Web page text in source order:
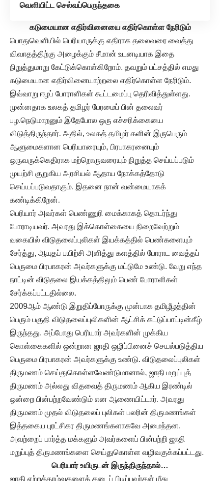
வெளியிட்ட செல்வப்பெருந்தகை
கடுமையான எதிர்வினையை எதிர்கொள்ள நேரிடும்
பொதுவெளியில் பெரியாருக்கு எதிராக தலைவரை வைத்து
விவாதத்திற்கு அழைக்கும் சீமான் உடனடியாக இதை
நிறுத்துமாறு கேட்டுக்கொள்கிறோம். தவறும் பட்சத்தில் எமது
கடுமையான எதிர்வினையாற்றலை எதிர்கொள்ள நேரிடும்.
இவ்வாறு ஈழப் போராளிகள் கூட்டமைப்பு தெரிவித்துள்ளது.
முன்னதாக உலகத் தமிழர் பேரமைப் பின் தலைவர்
பழ.நெடுமாறனும் இதேபோல ஒரு எச்சரிக்கையை
விடுத்திருந்தார். அதில், உலகத் தமிழர் களின் இருபெரும்
ஆளுமைகளான பெரியாரையும், பிரபாகரனையும்
ஒருவருக்கெதிராக மற்றொருவரையும் நிறுத்த செய்யப்படும்
முயற்சி குறுகிய அரசியல் ஆதாய நோக்கத்தோடு
செய்யப்படுவதாகும். இதனை நான் வன்மையாகக்
கண்டிக்கிறேன்.
பெரியார் அவர்கள் பெண்ணுரி மைக்காகத் தொடர்ந்து
போராடியவர். அவரது இக்கொள்கையை நிறைவேற்றும்
வகையில் விடுதலைப்புலிகள் இயக்கத்தில் பெண்களையும்
சேர்த்து, ஆயுதப் பயிற்சி அளித்து களத்தில் போராட வைத்தப்
பெருமை பிரபாகரன் அவர்களுக்கு மட்டுமே உண்டு. வேறு எந்த
நாட்டின் விடுதலை இயக்கத்திலும் பெண் போராளிகள்
சேர்க்கப்பட்டதில்லை.
2009ஆம் ஆண்டு இறுதிப்போருக்கு முன்பாக தமிழீழத்தின்
பெரும் பகுதி விடுதலைப்புலிகளின் ஆட்சிக் கட்டுப்பாட்டின்கீழ்
இருந்தது. அப்போது பெரியார் அவர்களின் முக்கிய
கொள்கைகளில் ஒன்றான ஜாதி ஒழிப்பினைச் செயல்படுத்திய
பெருமை பிரபாகரன் அவர்களுக்கு உண்டு. விடுதலைப்புலிகள்
திருமணம் செய்துகொள்ளவேண்டுமானால், ஜாதி மறுப்புத்
திருமணம் அல்லது விதவைத் திருமணம் ஆகிய இரண்டில்
ஒன்றை பின்பற்றவேண்டும் என ஆணையிட்டார். அவரது
திருமணம் முதல் விடுதலைப் புலிகள் பலரின் திருமணங்கள்
இத்தகைய புரட்சிகர திருமணங்களாகவே அமைந்தன.
அவற்றைப் பார்த்த மக்களும் அவர்களைப் பின்பற்றி ஜாதி
மறுப்புத் திருமணங்களை செய்துகொள்ள வழிவகுக்கப்பட்டது.
பெரியார் உயிருடன் இருந்திருந்தால்…
ஜாதி ஏற்றத்தாழ்வுகளைக் கடைப் பிடிப்பவர்கள் மீது